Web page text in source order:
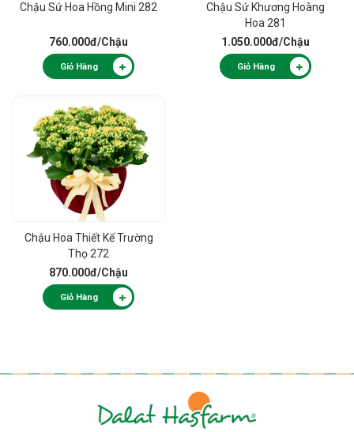
Chậu Sứ Hoa Hồng Mini 282
760.000đ/Chậu
Giỏ Hàng
Chậu Sứ Khương Hoàng
Hoa 281
1.050.000đ/Chậu
Giỏ Hàng
Chậu Hoa Thiết Kế Trường
Thọ 272
870.000đ/Chậu
Giỏ Hàng